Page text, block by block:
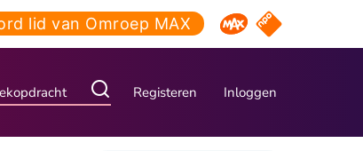
lid van Omroep MAX Omroep MAX
NPO Start
Registeren Inloggen